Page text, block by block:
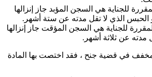
للجنایة ھي السجن المؤبد جاز إنزالھا
الحبس الذي لا تقل مدته عن ستة أشھر.
للجنایة ھي السجن المؤقت جاز إنزالھا
مدته عن ثلاثة أشھر.
في قضية جنح ، فقد اختصت بها المادة